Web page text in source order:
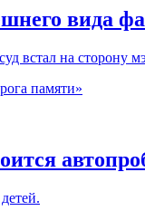
вида
встал на сторону